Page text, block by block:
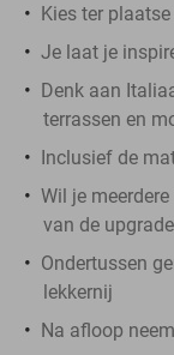
Kies ter
Je laat je
Denk aan
terrassen en
Inclusief de
Wil je
van de
Ondertussen
lekkernij
Na afloop